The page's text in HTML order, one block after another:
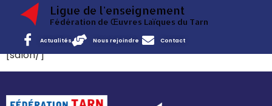
Ligue de l'enseignement
Fédération de Œuvres Laïques du Tarn
Actualités Nous rejoindre Contact
[salon/]